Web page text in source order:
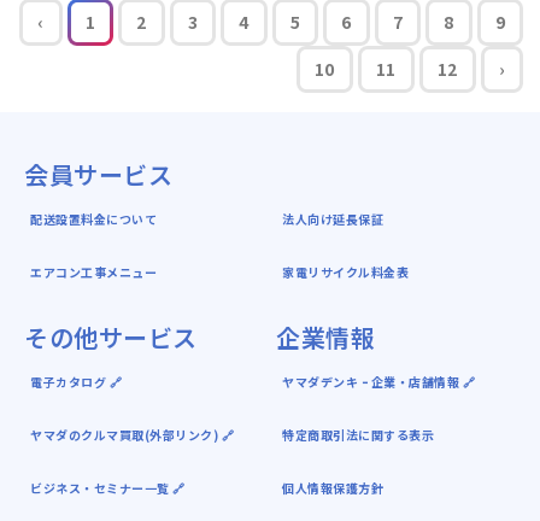
‹ 1 2 3 4 5 6 7 8
9
10
11 12 ›
会員サービス
配送設置料金について
エアコン工事メニュー
法人向け延長保証
家電リサイクル料金表
その他サービス
電子カタログ 🔗
ヤマダのクルマ買取(外部リンク) 🔗
ビジネス・セミナー一覧 🔗
企業情報
ヤマダデンキ ｰ 企業・店舗情報 🔗
特定商取引法に関する表示
個人情報保護方針